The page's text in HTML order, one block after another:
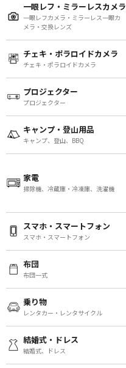
一眼レフ・ミラーレスカメラ
一眼レフカメラ・ミラーレス一眼カ
メラ・交換レンズ
チェキ・ポラロイドカメラ
チェキ・ポラロイドカメラ
プロジェクター
プロジェクター
キャンプ・登山用品
キャンプ、登山、BBQ
家電
掃除機、冷蔵庫・冷凍庫、洗濯機
スマホ・スマートフォン
スマホ・スマートフォン
布団
布団一式
乗り物
レンタカー・レンタサイクル
結婚式・ドレス
結婚式、ドレス